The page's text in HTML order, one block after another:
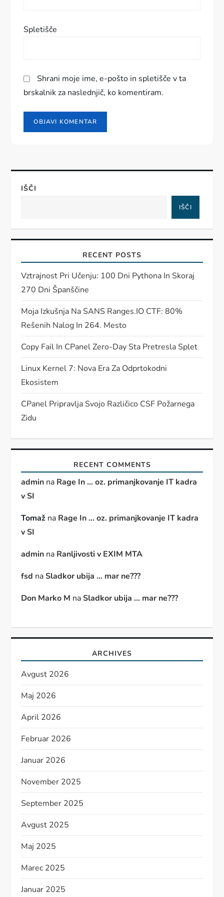
Spletišče
Shrani moje ime, e-pošto in spletišče v ta
brskalnik za naslednjič, ko komentiram.
IŠČI
IŠČI
RECENT POSTS
Vztrajnost Pri Učenju: 100 Dni Pythona In Skoraj
270 Dni Španščine
Moja Izkušnja Na SANS Ranges.IO CTF: 80%
Rešenih Nalog In 264. Mesto
Copy Fail In CPanel Zero-Day Sta Pretresla Splet
Linux Kernel 7: Nova Era Za Odprtokodni
Ekosistem
CPanel Pripravlja Svojo Različico CSF Požarnega
Zidu
RECENT COMMENTS
admin na Rage In … oz. primanjkovanje IT kadra
v SI
Tomaž na Rage In … oz. primanjkovanje IT kadra
v SI
admin na Ranljivosti v EXIM MTA
fsd naSladkor ubija … mar ne???
Don Marko M naSladkor ubija … mar ne???
ARCHIVES
Avgust 2026
Maj 2026
April 2026
Februar 2026
Januar 2026
November 2025
September 2025
Avgust 2025
Maj 2025
Marec 2025
Januar 2025